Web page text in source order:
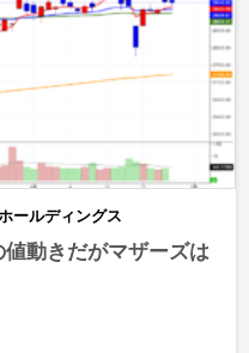
ールディングス
動きだがマザーズは